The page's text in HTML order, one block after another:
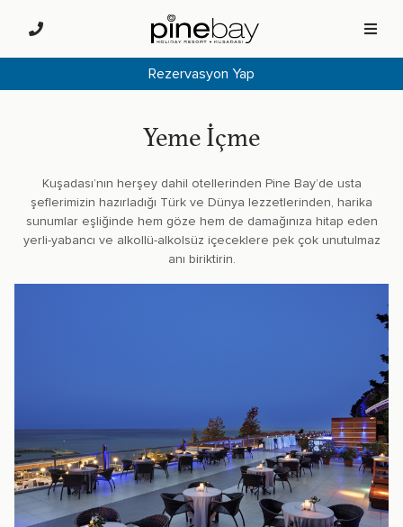
Rezervasyon Yap
Yeme İçme
Kuşadası’nın herşey dahil otellerinden Pine Bay’de usta
şeflerimizin hazırladığı Türk ve Dünya lezzetlerinden, harika
sunumlar eşliğinde hem göze hem de damağınıza hitap eden
yerli-yabancı ve alkollü-alkolsüz içeceklere pek çok unutulmaz
anı biriktirin.